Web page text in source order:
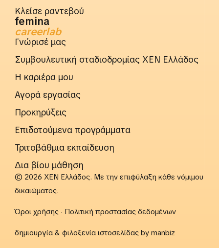
Κλείσε ραντεβού
femina
careerlab
Γνώρισέ μας
Συμβουλευτική σταδιοδρομίας ΧΕΝ Ελλάδος
Η καριέρα μου
Αγορά εργασίας
Προκηρύξεις
Επιδοτούμενα προγράμματα
Τριτοβάθμια εκπαίδευση
Δια βίου μάθηση
© 2026 ΧΕΝ Ελλάδος. Με την επιφύλαξη κάθε νόμιμου
δικαιώματος.
Όροι χρήσης · Πολιτική προστασίας δεδομένων
δημιουργία & φιλοξενία ιστοσελίδας by manbiz